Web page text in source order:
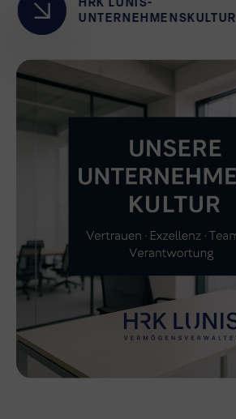
UNTERNEHMENSKULTUR